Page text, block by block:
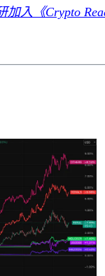
入《Crypto